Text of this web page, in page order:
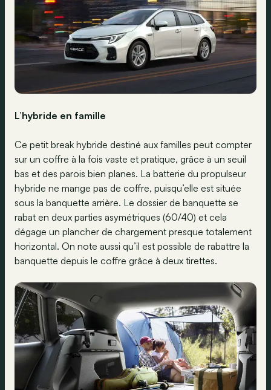
L’hybride en famille
Ce petit break hybride destiné aux familles peut compter
sur un coffre à la fois vaste et pratique, grâce à un seuil
bas et des parois bien planes. La batterie du propulseur
hybride ne mange pas de coffre, puisqu’elle est située
sous la banquette arrière. Le dossier de banquette se
rabat en deux parties asymétriques (60/40) et cela
dégage un plancher de chargement presque totalement
horizontal. On note aussi qu’il est possible de rabattre la
banquette depuis le coffre grâce à deux tirettes.